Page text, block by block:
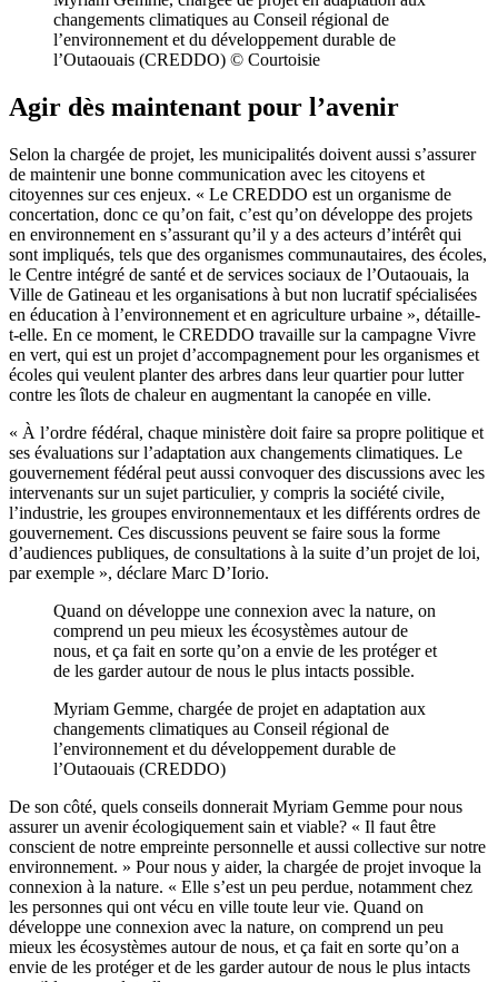
changements climatiques au Conseil régional de
l’environnement et du développement durable de
l’Outaouais (CREDDO) © Courtoisie
Agir dès maintenant pour l’avenir
Selon la chargée de projet, les municipalités doivent aussi s’assurer
de maintenir une bonne communication avec les citoyens et
citoyennes sur ces enjeux. « Le CREDDO est un organisme de
concertation, donc ce qu’on fait, c’est qu’on développe des projets
en environnement en s’assurant qu’il y a des acteurs d’intérêt qui
sont impliqués, tels que des organismes communautaires, des écoles,
le Centre intégré de santé et de services sociaux de l’Outaouais, la
Ville de Gatineau et les organisations à but non lucratif spécialisées
en éducation à l’environnement et en agriculture urbaine », détaille-
t-elle. En ce moment, le CREDDO travaille sur la campagne Vivre
en vert, qui est un projet d’accompagnement pour les organismes et
écoles qui veulent planter des arbres dans leur quartier pour lutter
contre les îlots de chaleur en augmentant la canopée en ville.
« À l’ordre fédéral, chaque ministère doit faire sa propre politique et
ses évaluations sur l’adaptation aux changements climatiques. Le
gouvernement fédéral peut aussi convoquer des discussions avec les
intervenants sur un sujet particulier, y compris la société civile,
l’industrie, les groupes environnementaux et les différents ordres de
gouvernement. Ces discussions peuvent se faire sous la forme
d’audiences publiques, de consultations à la suite d’un projet de loi,
par exemple », déclare Marc D’Iorio.
Quand on développe une connexion avec la nature, on
comprend un peu mieux les écosystèmes autour de
nous, et ça fait en sorte qu’on a envie de les protéger et
de les garder autour de nous le plus intacts possible.
Myriam Gemme, chargée de projet en adaptation aux
changements climatiques au Conseil régional de
l’environnement et du développement durable de
l’Outaouais (CREDDO)
De son côté, quels conseils donnerait Myriam Gemme pour nous
assurer un avenir écologiquement sain et viable? « Il faut être
conscient de notre empreinte personnelle et aussi collective sur notre
environnement. » Pour nous y aider, la chargée de projet invoque la
connexion à la nature. « Elle s’est un peu perdue, notamment chez
les personnes qui ont vécu en ville toute leur vie. Quand on
développe une connexion avec la nature, on comprend un peu
mieux les écosystèmes autour de nous, et ça fait en sorte qu’on a
envie de les protéger et de les garder autour de nous le plus intacts